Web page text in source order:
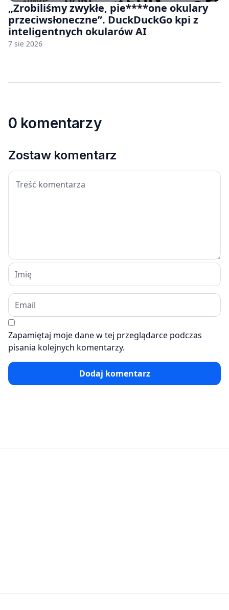
„Zrobiliśmy zwykłe, pie****one okulary
przeciwsłoneczne”. DuckDuckGo kpi z
inteligentnych okularów AI
7 sie 2026
0 komentarzy
Zostaw komentarz
Zapamiętaj moje dane w tej przeglądarce podczas
pisania kolejnych komentarzy.
Dodaj komentarz